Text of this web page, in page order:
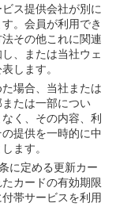
ピング利用方
の登録）
ョッピングの利
等）
為等）
グの利用の制
ス提供会社が別に
。会員が利用でき
その他これに関連
、または当社ウェ
します。
場合、当社または
たは一部につい
く、その内容、利
提供を一時的に中
ます。
に定める更新カー
カードの有効期限
帯サービスを利用